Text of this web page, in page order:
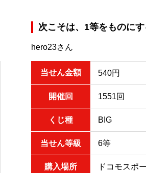
次こそは、1等をものにす
hero23さん
当せん金額 540円
開催回 1551回
くじ種 BIG
当せん等級 6等
購入場所 ドコモスポ